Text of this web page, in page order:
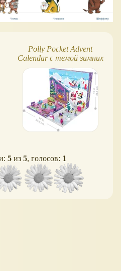
Polly Pocket Advent
Calendar с темой зимних
семейных игр
5 из 5, голосов: 1